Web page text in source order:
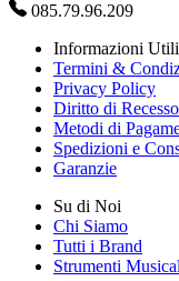
085.79.96.209
Informazioni Utili
Termini &
Privacy Policy
Diritto di Recesso
Metodi di
Spedizioni e
Garanzie
Su di Noi
Chi Siamo
Tutti i Brand
Strumenti